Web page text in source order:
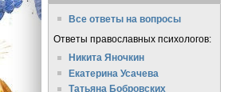
Все ответы на вопросы
Ответы православных психологов:
Никита Яночкин
Екатерина Усачева
Татьяна Бобровских